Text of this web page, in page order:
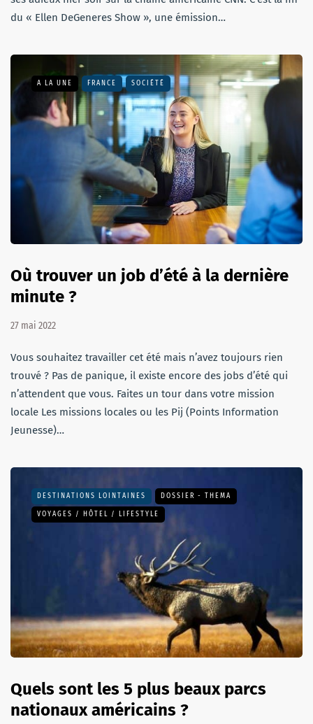
du « Ellen DeGeneres Show », une émission…
A LA UNE FRANCE SOCIÉTÉ
Où trouver un job d’été à la dernière
minute ?
27 mai 2022
Vous souhaitez travailler cet été mais n’avez toujours rien
trouvé ? Pas de panique, il existe encore des jobs d’été qui
n’attendent que vous. Faites un tour dans votre mission
locale Les missions locales ou les Pij (Points Information
Jeunesse)…
DESTINATIONS LOINTAINES DOSSIER - THEMA
VOYAGES / HÔTEL / LIFESTYLE
Quels sont les 5 plus beaux parcs
nationaux américains ?